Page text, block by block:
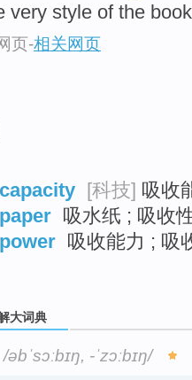
very style of the
页-相关网页
[科技] 吸收
吸水纸 ; 吸收
吸收能力 ; 吸
大词典
/əbˈsɔːbɪŋ, -ˈzɔːbɪŋ/